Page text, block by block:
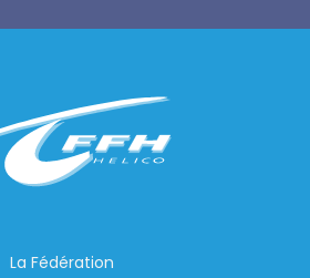
La Fédération